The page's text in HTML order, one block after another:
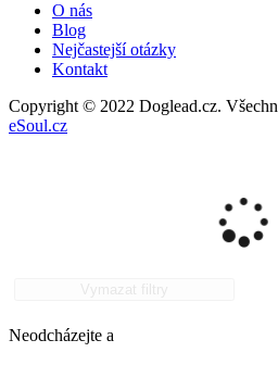
O nás
Blog
Nejčastejší otázky
Kontakt
Copyright © 2022 Doglead.cz.
eSoul.cz
Neodcházejte a